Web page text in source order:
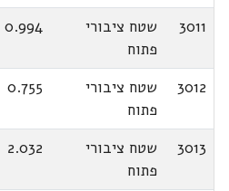
3011
שטח ציבורי
פתוח
0.994
3012
שטח ציבורי
פתוח
0.755
3013
שטח ציבורי
פתוח
2.032